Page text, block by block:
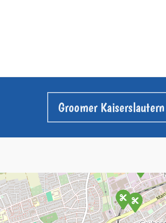
Groomer Kaiserslautern